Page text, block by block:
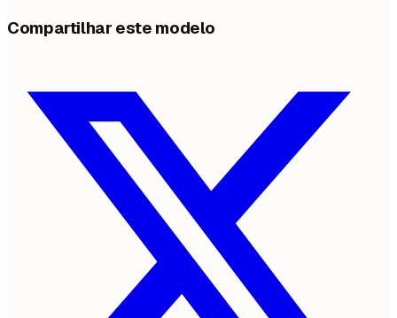
Compartilhar este modelo